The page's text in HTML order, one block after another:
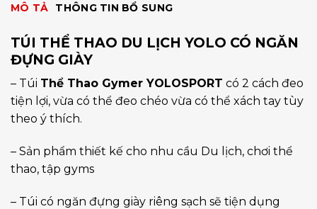
MÔ TẢ THÔNG TIN BỔ SUNG
TÚI THỂ THAO DU LỊCH YOLO CÓ NGĂN
ĐỰNG GIÀY
– Túi Thể Thao Gymer YOLOSPORT có 2 cách đeo
tiện lợi, vừa có thể đeo chéo vừa có thể xách tay tùy
theo ý thích.
– Sản phẩm thiết kế cho nhu cầu Du lịch, chơi thể
thao, tập gyms
– Túi có ngăn đựng giày riêng sạch sẽ tiện dụng